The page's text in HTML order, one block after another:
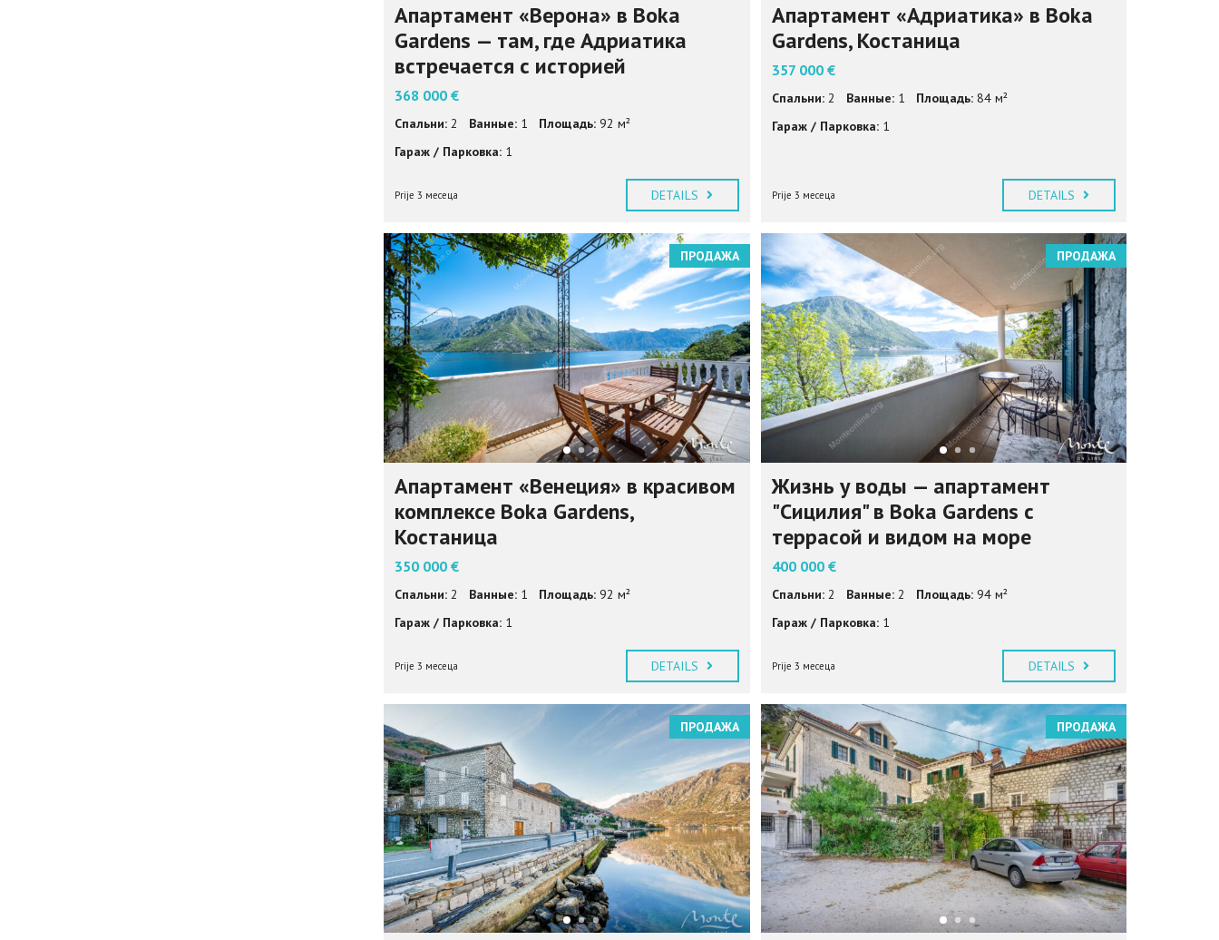
Апартамент «Верона» в Boka
Gardens — там, где Адриатика
встречается с историей
368 000 €
Спальни: 2 Ванные: 1 Площадь: 92 м²
Гараж / Парковка: 1
Prije 3 месеца DETAILS
Апартамент «Адриатика» в Boka
Gardens, Костаница
357 000 €
Спальни: 2 Ванные: 1 Площадь: 84 м²
Гараж / Парковка: 1
Prije 3 месеца DETAILS
ПРОДАЖА
Апартамент «Венеция» в красивом
комплексе Boka Gardens,
Костаница
350 000 €
Спальни: 2 Ванные: 1 Площадь: 92 м²
Гараж / Парковка: 1
Prije 3 месеца DETAILS
ПРОДАЖА
Жизнь у воды — апартамент
"Сицилия" в Boka Gardens с
террасой и видом на море
400 000 €
Спальни: 2 Ванные: 2 Площадь: 94 м²
Гараж / Парковка: 1
Prije 3 месеца DETAILS
ПРОДАЖА ПРОДАЖА